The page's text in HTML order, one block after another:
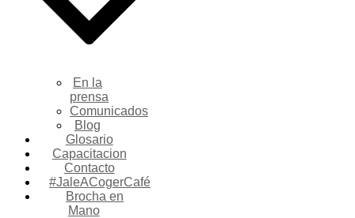
En la
prensa
Comunicados
Blog
Glosario
Capacitacion
Contacto
#JaleACogerCafé
Brocha en
Mano